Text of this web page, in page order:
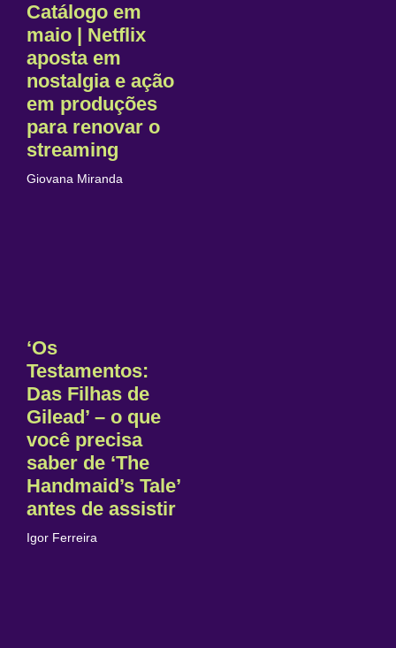
Catálogo em
maio | Netflix
aposta em
nostalgia e ação
em produções
para renovar o
streaming
Giovana Miranda
‘Os
Testamentos:
Das Filhas de
Gilead’ – o que
você precisa
saber de ‘The
Handmaid’s Tale’
antes de assistir
Igor Ferreira